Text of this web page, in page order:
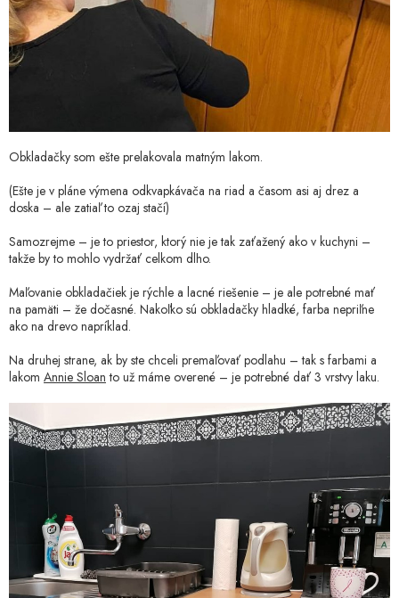
Obkladačky som ešte prelakovala matným lakom.
(Ešte je v pláne výmena odkvapkávača na riad a časom asi aj drez a
doska – ale zatiaľ to ozaj stačí)
Samozrejme – je to priestor, ktorý nie je tak zaťažený ako v kuchyni –
takže by to mohlo vydržať celkom dlho.
Maľovanie obkladačiek je rýchle a lacné riešenie – je ale potrebné mať
na pamäti – že dočasné. Nakoľko sú obkladačky hladké, farba nepriľne
ako na drevo napríklad.
Na druhej strane, ak by ste chceli premaľovať podlahu – tak s farbami a
lakom Annie Sloan to už máme overené – je potrebné dať 3 vrstvy laku.